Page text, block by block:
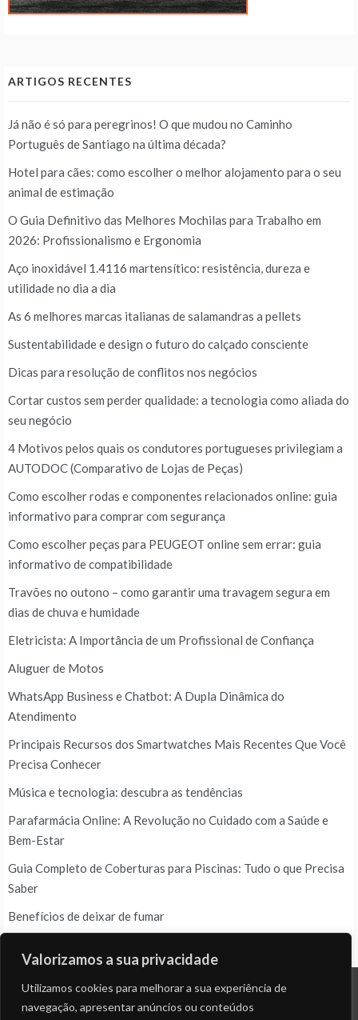
Valorizamos a sua privacidade
Utilizamos cookies para melhorar a sua experiência de
navegação, apresentar anúncios ou conteúdos
ARTIGOS RECENTES
Já não é só para peregrinos! O que mudou no Caminho
Português de Santiago na última década?
Hotel para cães: como escolher o melhor alojamento para o seu
animal de estimação
O Guia Definitivo das Melhores Mochilas para Trabalho em
2026: Profissionalismo e Ergonomia
Aço inoxidável 1.4116 martensítico: resistência, dureza e
utilidade no dia a dia
As 6 melhores marcas italianas de salamandras a pellets
Sustentabilidade e design o futuro do calçado consciente
Dicas para resolução de conflitos nos negócios
Cortar custos sem perder qualidade: a tecnologia como aliada do
seu negócio
4 Motivos pelos quais os condutores portugueses privilegiam a
AUTODOC (Comparativo de Lojas de Peças)
Como escolher rodas e componentes relacionados online: guia
informativo para comprar com segurança
Como escolher peças para PEUGEOT online sem errar: guia
informativo de compatibilidade
Travões no outono – como garantir uma travagem segura em
dias de chuva e humidade
Eletricista: A Importância de um Profissional de Confiança
Aluguer de Motos
WhatsApp Business e Chatbot: A Dupla Dinâmica do
Atendimento
Principais Recursos dos Smartwatches Mais Recentes Que Você
Precisa Conhecer
Música e tecnologia: descubra as tendências
Parafarmácia Online: A Revolução no Cuidado com a Saúde e
Bem-Estar
Guia Completo de Coberturas para Piscinas: Tudo o que Precisa
Saber
Benefícios de deixar de fumar
© ALL RIGHTS RESERVED 2023 THEME: PROMOS BY